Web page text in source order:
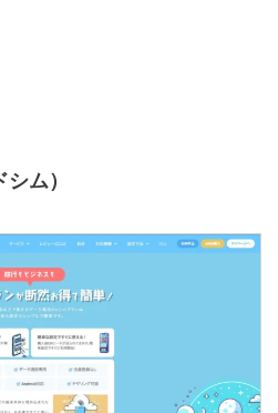
ム）